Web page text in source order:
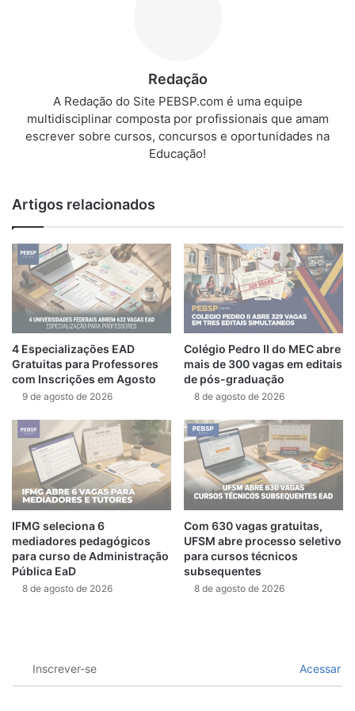
Redação
A Redação do Site PEBSP.com é uma equipe
multidisciplinar composta por profissionais que amam
escrever sobre cursos, concursos e oportunidades na
Educação!
Artigos relacionados
4 Especializações EAD
Gratuitas para Professores
com Inscrições em Agosto
9 de agosto de 2026
Colégio Pedro II do MEC abre
mais de 300 vagas em editais
de pós-graduação
8 de agosto de 2026
IFMG seleciona 6
mediadores pedagógicos
para curso de Administração
Pública EaD
8 de agosto de 2026
Com 630 vagas gratuitas,
UFSM abre processo seletivo
para cursos técnicos
subsequentes
8 de agosto de 2026
Inscrever-se Acessar